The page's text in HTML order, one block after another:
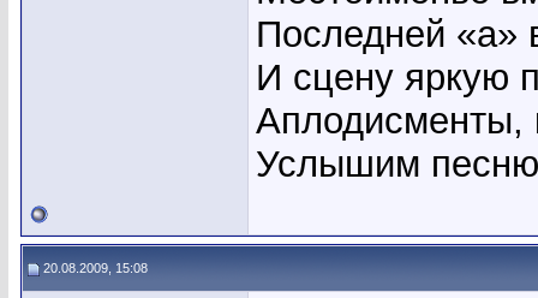
Последней «а»
И сцену яркую
Аплодисменты,
Услышим
20.08.2009, 15:08